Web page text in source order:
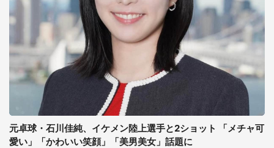
元卓球・石川佳純、イケメン陸上選手と2ショット 「メチャ可
愛い」「かわいい笑顔」「美男美女」話題に